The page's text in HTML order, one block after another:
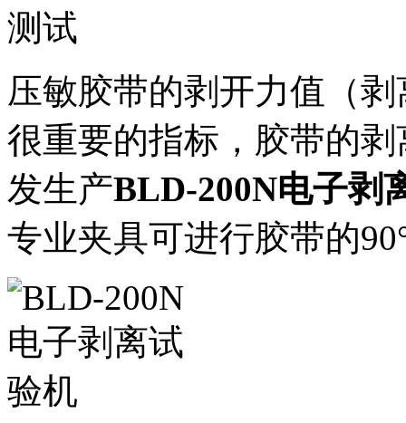
压敏胶带的剥开力值（
很重要的指标，胶带的
发生产BLD-200N电子剥
专业夹具可进行胶带的